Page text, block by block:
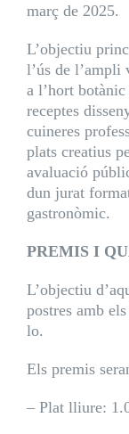
març de 2025.
L’objectiu
l’ús de l’ampli
a l’hort
receptes
cuineres
plats creatius
avaluació
dun jurat
gastronòmic.
PREMIS I
L’objectiu
postres amb
lo.
Els premis
– Plat lliure: